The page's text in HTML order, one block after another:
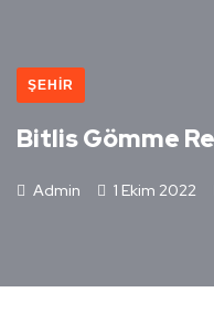
ŞEHIR
Bitlis Gömme
Admin 1 Ekim 2022